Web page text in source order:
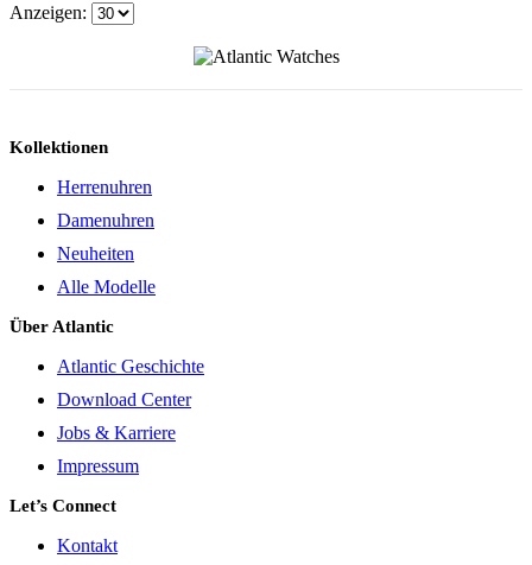
Anzeigen:
Kollektionen
Herrenuhren
Damenuhren
Neuheiten
Alle Modelle
Über Atlantic
Atlantic Geschichte
Download Center
Jobs & Karriere
Impressum
Let’s Connect
Kontakt